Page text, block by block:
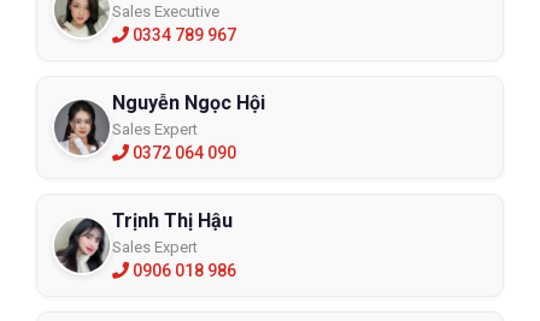
Sales Executive
0334 789 967
Nguyễn Ngọc Hội
Sales Expert
0372 064 090
Trịnh Thị Hậu
Sales Expert
0906 018 986